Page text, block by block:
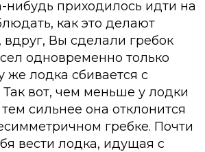
нибудь приходилось идти на
как это делают
вдруг, Вы сделали гребок
одновременно только
же лодка сбивается с
Так вот, чем меньше у лодки
сильнее она отклонится
гребке. Почти
вести лодка, идущая с